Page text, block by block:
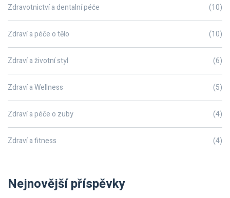
Zdravotnictví a dentalní péče (10)
Zdraví a péče o tělo (10)
Zdraví a životní styl (6)
Zdraví a Wellness (5)
Zdraví a péče o zuby (4)
Zdraví a fitness (4)
Nejnovější příspěvky